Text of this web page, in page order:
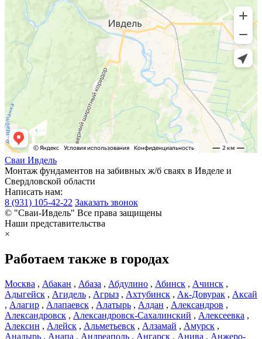
Сваи Ивдель
Монтаж фундаментов на забивных ж/б сваях в Ивделе и
Свердловской области
Написать нам:
8 (931) 105-42-22 Заказать звонок
© "Сваи-Ивдель" Все права защищены
Наши представительства
×
Работаем также в городах
Москва , Абакан , Абаза , Абдулино , Абинск , Ачинск ,
Адыгейск , Агидель , Агрыз , Ахтубинск , Ак-Довурак , Аксай
, Алагир , Алапаевск , Алатырь , Алдан , Александров ,
Александровск , Александровск-Сахалинский , Алексеевка ,
Алексин , Алейск , Альметьевск , Алзамай , Амурск ,
Анадырь , Анапа , Андреаполь , Ангарск , Анива , Анжеро-